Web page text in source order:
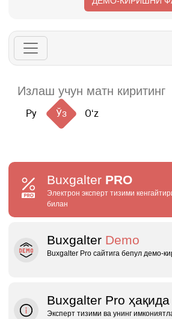
Ру Ўз Oʻz
Buxgalter PRO
Электрон эксперт тизими
билан
Buxgalter Demo
Buxgalter Pro сайтига бепул
Buxgalter Pro ҳақида
Эксперт тизими ва унинг